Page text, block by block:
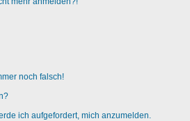
noch falsch!
ich aufgefordert, mich anzumelden.